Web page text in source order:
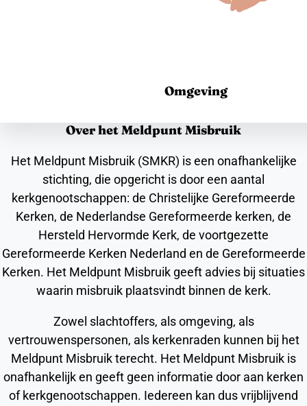
Omgeving
Over het Meldpunt Misbruik
Het Meldpunt Misbruik (SMKR) is een onafhankelijke
stichting, die opgericht is door een aantal
kerkgenootschappen: de Christelijke Gereformeerde
Kerken, de Nederlandse Gereformeerde kerken, de
Hersteld Hervormde Kerk, de voortgezette
Gereformeerde Kerken Nederland en de Gereformeerde
Kerken. Het Meldpunt Misbruik geeft advies bij situaties
waarin misbruik plaatsvindt binnen de kerk.
Zowel slachtoffers, als omgeving, als
vertrouwenspersonen, als kerkenraden kunnen bij het
Meldpunt Misbruik terecht. Het Meldpunt Misbruik is
onafhankelijk en geeft geen informatie door aan kerken
of kerkgenootschappen. Iedereen kan dus vrijblijvend